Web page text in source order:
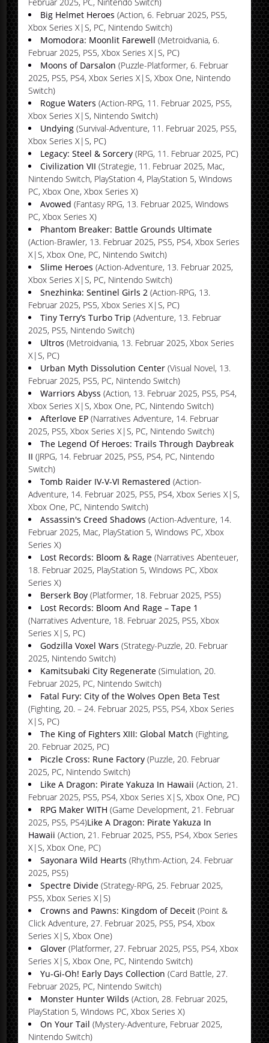
Big Helmet Heroes (Action, 6. Februar 2025, PS5,
Xbox Series X|S, PC, Nintendo Switch)
Momodora: Moonlit Farewell (Metroidvania, 6.
Februar 2025, PS5, Xbox Series X|S, PC)
Moons of Darsalon (Puzzle-Platformer, 6. Februar
2025, PS5, PS4, Xbox Series X|S, Xbox One, Nintendo
Switch)
Rogue Waters (Action-RPG, 11. Februar 2025, PS5,
Xbox Series X|S, Nintendo Switch)
Undying (Survival-Adventure, 11. Februar 2025, PS5,
Xbox Series X|S, PC)
Legacy: Steel & Sorcery(RPG, 11. Februar 2025, PC)
Civilization VII (Strategie, 11. Februar 2025, Mac,
Nintendo Switch, PlayStation 4, PlayStation 5, Windows
PC, Xbox One, Xbox Series X)
Avowed (Fantasy RPG, 13. Februar 2025, Windows
PC, Xbox Series X)
Phantom Breaker: Battle Grounds Ultimate
(Action-Brawler, 13. Februar 2025, PS5, PS4, Xbox Series
X|S, Xbox One, PC, Nintendo Switch)
Slime Heroes (Action-Adventure, 13. Februar 2025,
Xbox Series X|S, PC, Nintendo Switch)
Snezhinka: Sentinel Girls 2 (Action-RPG, 13.
Februar 2025, PS5, Xbox Series X|S, PC)
Tiny Terry’s Turbo Trip (Adventure, 13. Februar
2025, PS5, Nintendo Switch)
Ultros (Metroidvania, 13. Februar 2025, Xbox Series
X|S, PC)
Urban Myth Dissolution Center(Visual Novel, 13.
Februar 2025, PS5, PC, Nintendo Switch)
Warriors Abyss (Action, 13. Februar 2025, PS5, PS4,
Xbox Series X|S, Xbox One, PC, Nintendo Switch)
Afterlove EP(Narratives Adventure, 14. Februar
2025, PS5, Xbox Series X|S, PC, Nintendo Switch)
The Legend Of Heroes: Trails Through Daybreak
II (JRPG, 14. Februar 2025, PS5, PS4, PC, Nintendo
Switch)
Tomb Raider IV-V-VI Remastered (Action-
Adventure, 14. Februar 2025, PS5, PS4, Xbox Series X|S,
Xbox One, PC, Nintendo Switch)
Assassin's Creed Shadows (Action-Adventure, 14.
Februar 2025, Mac, PlayStation 5, Windows PC, Xbox
Series X)
Lost Records: Bloom & Rage(Narratives Abenteuer,
18. Februar 2025, PlayStation 5, Windows PC, Xbox
Series X)
Berserk Boy(Platformer, 18. Februar 2025, PS5)
Lost Records: Bloom And Rage – Tape 1
(Narratives Adventure, 18. Februar 2025, PS5, Xbox
Series X|S, PC)
Godzilla Voxel Wars (Strategy-Puzzle, 20. Februar
2025, Nintendo Switch)
Kamitsubaki City Regenerate(Simulation, 20.
Februar 2025, PC, Nintendo Switch)
Fatal Fury: City of the Wolves Open Beta Test
(Fighting, 20. – 24. Februar 2025, PS5, PS4, Xbox Series
X|S, PC)
The King of Fighters XIII: Global Match (Fighting,
20. Februar 2025, PC)
Piczle Cross: Rune Factory(Puzzle, 20. Februar
2025, PC, Nintendo Switch)
Like A Dragon: Pirate Yakuza In Hawaii (Action, 21.
Februar 2025, PS5, PS4, Xbox Series X|S, Xbox One, PC)
RPG Maker WITH (Game Development, 21. Februar
2025, PS5, PS4)Like A Dragon: Pirate Yakuza In
Hawaii (Action, 21. Februar 2025, PS5, PS4, Xbox Series
X|S, Xbox One, PC)
Sayonara Wild Hearts (Rhythm-Action, 24. Februar
2025, PS5)
Spectre Divide(Strategy-RPG, 25. Februar 2025,
PS5, Xbox Series X|S)
Crowns and Pawns: Kingdom of Deceit(Point &
Click Adventure, 27. Februar 2025, PS5, PS4, Xbox
Series X|S, Xbox One)
Glover(Platformer, 27. Februar 2025, PS5, PS4, Xbox
Series X|S, Xbox One, PC, Nintendo Switch)
Yu-Gi-Oh! Early Days Collection (Card Battle, 27.
Februar 2025, PC, Nintendo Switch)
Monster Hunter Wilds (Action, 28. Februar 2025,
PlayStation 5, Windows PC, Xbox Series X)
On Your Tail (Mystery-Adventure, Februar 2025,
Nintendo Switch)